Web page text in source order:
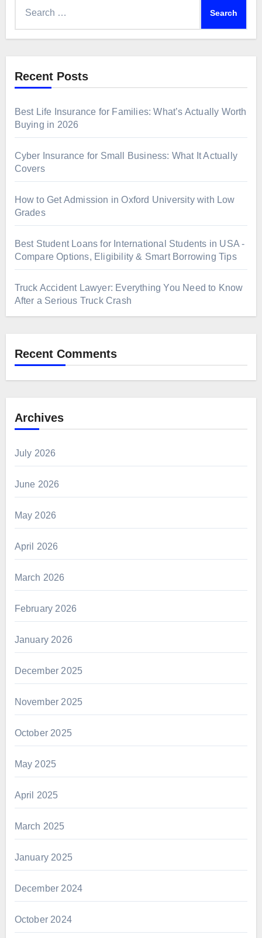
Recent Posts
Best Life Insurance for Families: What’s Actually Worth
Buying in 2026
Cyber Insurance for Small Business: What It Actually
Covers
How to Get Admission in Oxford University with Low
Grades
Best Student Loans for International Students in USA -
Compare Options, Eligibility & Smart Borrowing Tips
Truck Accident Lawyer: Everything You Need to Know
After a Serious Truck Crash
Recent Comments
Archives
July 2026
June 2026
May 2026
April 2026
March 2026
February 2026
January 2026
December 2025
November 2025
October 2025
May 2025
April 2025
March 2025
January 2025
December 2024
October 2024